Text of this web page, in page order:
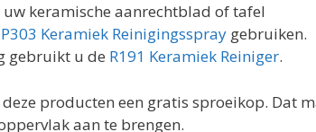
keramische aanrechtblad of tafel
P303 Keramiek Reinigingsspray gebruiken.
gebruikt u de R191 Keramiek Reiniger.
producten een gratis sproeikop. Dat
aan te brengen.